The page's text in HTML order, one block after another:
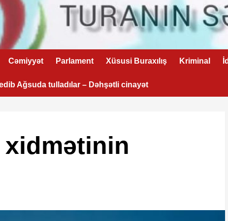
Cəmiyyət Parlament Xüsusi Buraxılış Kriminal
Ağsuda tulladılar – Dəhşətli cinayət
xidmətinin